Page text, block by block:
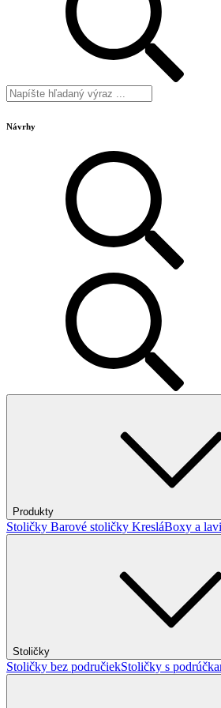
Návrhy
Produkty
Stoličky Barové stoličky KresláBoxy a
Stoličky
Stoličky bez područiekStoličky s